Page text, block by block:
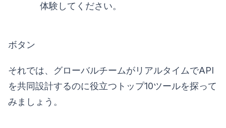
体験してください。
ボタン
それでは、グローバルチームがリアルタイムでAPI
を共同設計するのに役立つトップ10ツールを探って
みましょう。